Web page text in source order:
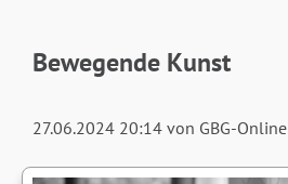
Bewegende Kunst
27.06.2024 20:14von GBG-Online